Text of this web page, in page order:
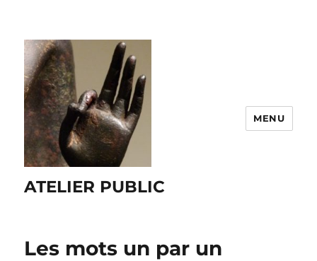
ATELIER PUBLIC
MENU
Les mots un par un